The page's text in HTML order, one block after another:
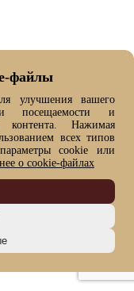
файлы
улучшения вашего
посещаемости и
контента. Нажимая
всех типов
cookie или
о cookie-файлах